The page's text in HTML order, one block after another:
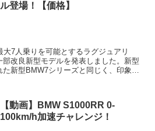
ル登場！【価格】
7人乗りを可能とするラグジュアリ
改良新型モデルを発表しました。新型
新型BMW7シリーズと同じく、印象的
【動画】BMW S1000RR 0-
100km/h加速チャレンジ！